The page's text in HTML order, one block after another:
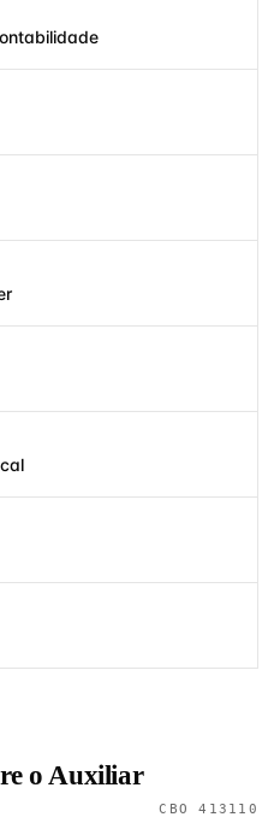
o Auxiliar
CBO 413110